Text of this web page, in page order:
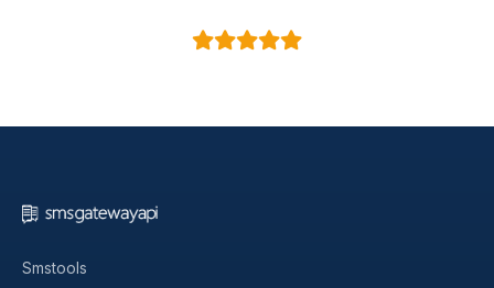
Smstools